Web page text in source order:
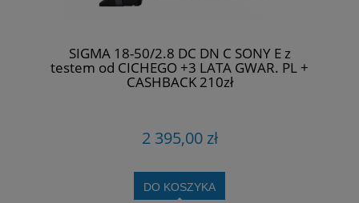
SIGMA 18-50/2.8 DC DN C SONY E z
testem od CICHEGO +3 LATA GWAR. PL +
CASHBACK 210zł
2 395,00 zł
DO KOSZYKA